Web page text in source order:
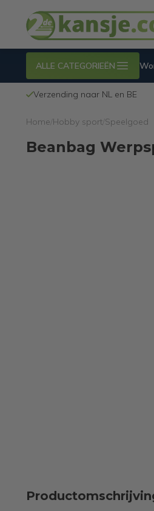
ALLE CATEGORIEËN
Duurzaam =tweedekans
Home Hobby sport Speelgoed
Beanbag